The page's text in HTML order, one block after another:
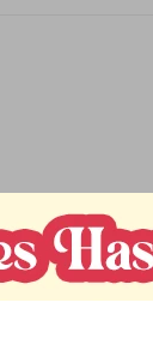
para lograr una
y precisa
o utilizarla en